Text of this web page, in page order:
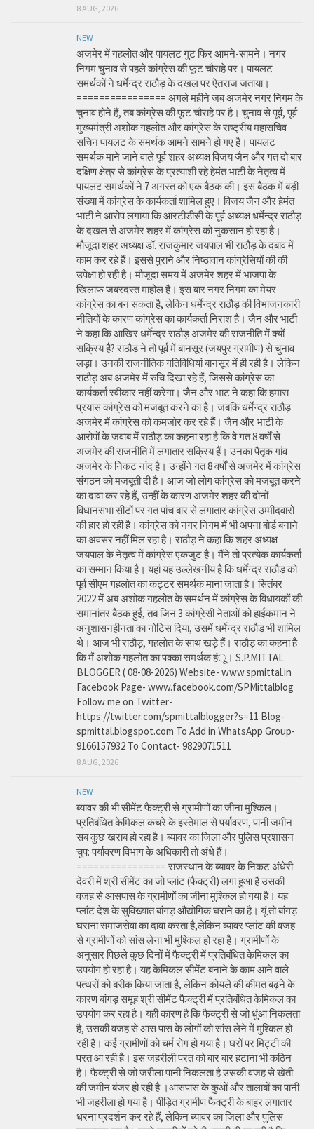
8 AUG, 2026
NEW
अजमेर में गहलोत और पायलट गुट फिर आमने-सामने। नगर
निगम चुनाव से पहले कांग्रेस की फूट चौराहे पर। पायलट
समर्थकों ने धर्मेन्द्र राठौड़ के दखल पर ऐतराज जताया।
================ अगले महीने जब अजमेर नगर निगम के
चुनाव होने हैं, तब कांग्रेस की फूट चौराहे पर है। चुनाव से पूर्व, पूर्व
मुख्यमंत्री अशोक गहलोत और कांग्रेस के राष्ट्रीय महासचिव
सचिन पायलट के समर्थक आमने सामने हो गए है। पायलट
समर्थक माने जाने वाले पूर्व शहर अध्यक्ष विजय जैन और गत दो बार
दक्षिण क्षेत्र से कांग्रेस के प्रत्याशी रहे हेमंत भाटी के नेतृत्व में
पायलट समर्थकों ने 7 अगस्त को एक बैठक की। इस बैठक में बड़ी
संख्या में कांग्रेस के कार्यकर्ता शामिल हुए। विजय जैन और हेमंत
भाटी ने आरोप लगाया कि आरटीडीसी के पूर्व अध्यक्ष धर्मेन्द्र राठौड़
के दखल से अजमेर शहर में कांग्रेस को नुकसान हो रहा है।
मौजूदा शहर अध्यक्ष डॉ. राजकुमार जयपाल भी राठौड़ के दबाव में
काम कर रहे हैं। इससे पुराने और निष्ठावान कांग्रेसियों की की
उपेक्षा हो रही है। मौजूदा समय में अजमेर शहर में भाजपा के
खिलाफ जबरदस्त माहोल है। इस बार नगर निगम का मेयर
कांग्रेस का बन सकता है, लेकिन धर्मेन्द्र राठौड़ की विभाजनकारी
नीतियों के कारण कांग्रेस का कार्यकर्ता निराश है। जैन और भाटी
ने कहा कि आखिर धर्मेन्द्र राठौड़ अजमेर की राजनीति में क्यों
सक्रिय हैै? राठौड़ ने तो पूर्व में बानसूर (जयपुर ग्रामीण) से चुनाव
लड़ा। उनकी राजनीतिक गतिविधियां बानसूर में ही रही है। लेकिन
राठौड़ अब अजमेर में रुचि दिखा रहे हैं, जिससे कांग्रेस का
कार्यकर्ता स्वीकार नहीं करेगा। जैन और भाट ने कहा कि हमारा
प्रयास कांग्रेस को मजबूत करने का है। जबकि धर्मेन्द्र राठौड़
अजमेर में कांग्रेस को कमजोर कर रहे हैं। जैन और भाटी के
आरोपों के जवाब में राठौड़ का कहना रहा है कि वे गत 8 वर्षों से
अजमेर की राजनीति में लगातार सक्रिय हैं। उनका पैतृक गांव
अजमेर के निकट नांद है। उन्होंने गत 8 वर्षों से अजमेर में कांग्रेस
संगठन को मजबूती दी है। आज जो लोग कांग्रेस को मजबूत करने
का दावा कर रहे हैं, उन्हीं के कारण अजमेर शहर की दोनों
विधानसभा सीटों पर गत पांच बार से लगातार कांग्रेस उम्मीदवारों
की हार हो रही है। कांग्रेस को नगर निगम में भी अपना बोर्ड बनाने
का अवसर नहीं मिल रहा है। राठौड़ ने कहा कि शहर अध्यक्ष
जयपाल के नेतृत्व में कांग्रेस एकजुट है। मैंने तो प्रत्येक कार्यकर्ता
का सम्मान किया है। यहां यह उल्लेखनीय है कि धर्मेन्द्र राठौड़ को
पूर्व सीएम गहलोत का कट्टर समर्थक माना जाता है। सितंबर
2022 में अब अशोक गहलोत के समर्थन में कांग्रेस के विधायकों की
समानांतर बैठक हुई, तब जिन 3 कांग्रेसी नेताओं को हाईकमान ने
अनुशासनहीनता का नोटिस दिया, उसमें धर्मेन्द्र राठौड़ भी शामिल
थे। आज भी राठौड़, गहलोत के साथ खड़े हैं। राठौड़ का कहना है
कि मैं अशोक गहलोत का पक्का समर्थक हंू। S.P.MITTAL
BLOGGER ( 08-08-2026) Website- www.spmittal.in
Facebook Page- www.facebook.com/SPMittalblog
Follow me on Twitter-
https://twitter.com/spmittalblogger?s=11 Blog-
spmittal.blogspot.com To Add in WhatsApp Group-
9166157932 To Contact- 9829071511
8 AUG, 2026
NEW
ब्यावर की भी सीमेंट फैक्ट्री से ग्रामीणों का जीना मुश्किल।
प्रतिबंधित केमिकल कचरे के इस्तेमाल से पर्यावरण, पानी जमीन
सब कुछ खराब हो रहा है। ब्यावर का जिला और पुलिस प्रशासन
चुप: पर्यावरण विभाग के अधिकारी तो अंधे हैं।
================ राजस्थान के ब्यावर के निकट अंधेरी
देवरी में श्री सीमेंट का जो प्लांट (फैक्ट्री) लगा हुआ है उसकी
वजह से आसपास के ग्रामीणों का जीना मुश्किल हो गया है। यह
प्लांट देश के सुविख्यात बांगड़ औद्योगिक घराने का है। यूं तो बांगड़
घराना समाजसेवा का दावा करता है,लेकिन ब्यावर प्लांट की वजह
से ग्रामीणों को सांस लेना भी मुश्किल हो रहा है। ग्रामीणों के
अनुसार पिछले कुछ दिनों में फैक्ट्री में प्रतिबंधित केमिकल का
उपयोग हो रहा है। यह केमिकल सीमेंट बनाने के काम आने वाले
पत्थरों को बरीक किया जाता है, लेकिन कोयले की कीमत बढ़ने के
कारण बांगड़ समूह श्री सीमेंट फैक्ट्री में प्रतिबंधित केमिकल का
उपयोग कर रहा है। यही कारण है कि फैक्ट्री से जो धुंआ निकलता
है, उसकी वजह से आस पास के लोगों को सांस लेने में मुश्किल हो
रही है। कई ग्रामीणों को चर्म रोग हो गया है। घरों पर मिट्टी की
परत आ रही है। इस जहरीली परत को बार बार हटाना भी कठिन
है। फैक्ट्री से जो जरीला पानी निकलता है उसकी वजह से खेती
की जमीन बंजर हो रही है ।आसपास के कुओं और तालाबों का पानी
भी जहरीला हो गया है। पीड़ित ग्रामीण फैक्ट्री के बाहर लगातार
धरना प्रदर्शन कर रहे हैं, लेकिन ब्यावर का जिला और पुलिस